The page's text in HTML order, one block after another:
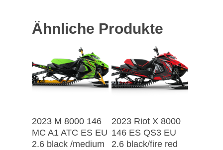
Ähnliche Produkte
2023 M 8000 146
MC A1 ATC ES EU
2.6 black /medium
2023 Riot X 8000
146 ES QS3 EU
2.6 black/fire red